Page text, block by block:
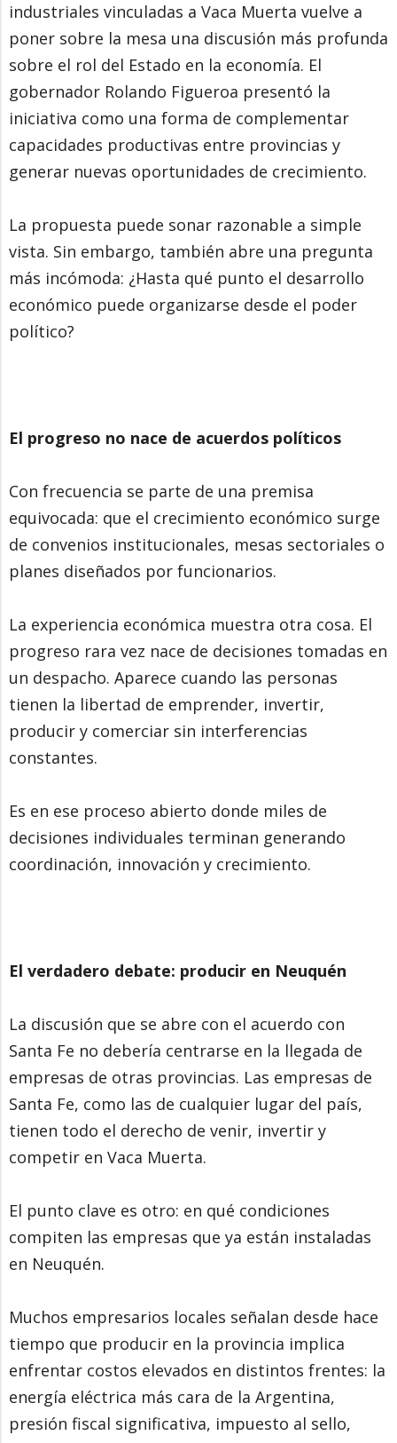
industriales vinculadas a Vaca Muerta vuelve a
poner sobre la mesa una discusión más profunda
sobre el rol del Estado en la economía. El
gobernador Rolando Figueroa presentó la
iniciativa como una forma de complementar
capacidades productivas entre provincias y
generar nuevas oportunidades de crecimiento.
La propuesta puede sonar razonable a simple
vista. Sin embargo, también abre una pregunta
más incómoda: ¿Hasta qué punto el desarrollo
económico puede organizarse desde el poder
político?
El progreso no nace de acuerdos políticos
Con frecuencia se parte de una premisa
equivocada: que el crecimiento económico surge
de convenios institucionales, mesas sectoriales o
planes diseñados por funcionarios.
La experiencia económica muestra otra cosa. El
progreso rara vez nace de decisiones tomadas en
un despacho. Aparece cuando las personas
tienen la libertad de emprender, invertir,
producir y comerciar sin interferencias
constantes.
Es en ese proceso abierto donde miles de
decisiones individuales terminan generando
coordinación, innovación y crecimiento.
El verdadero debate: producir en Neuquén
La discusión que se abre con el acuerdo con
Santa Fe no debería centrarse en la llegada de
empresas de otras provincias. Las empresas de
Santa Fe, como las de cualquier lugar del país,
tienen todo el derecho de venir, invertir y
competir en Vaca Muerta.
El punto clave es otro: en qué condiciones
compiten las empresas que ya están instaladas
en Neuquén.
Muchos empresarios locales señalan desde hace
tiempo que producir en la provincia implica
enfrentar costos elevados en distintos frentes: la
energía eléctrica más cara de la Argentina,
presión fiscal significativa, impuesto al sello,